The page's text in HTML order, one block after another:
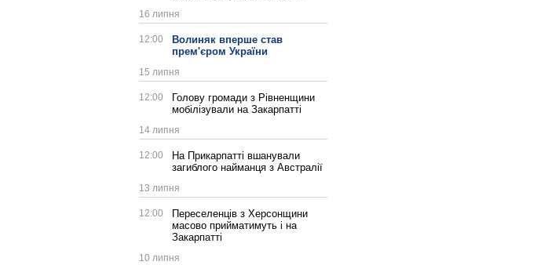
16 липня
12:00
Волиняк вперше став
прем'єром України
15 липня
12:00
Голову громади з Рівненщини
мобілізували на Закарпатті
14 липня
12:00
На Прикарпатті вшанували
загиблого найманця з Австралії
13 липня
12:00
Переселенців з Херсонщини
масово прийматимуть і на
Закарпатті
10 липня